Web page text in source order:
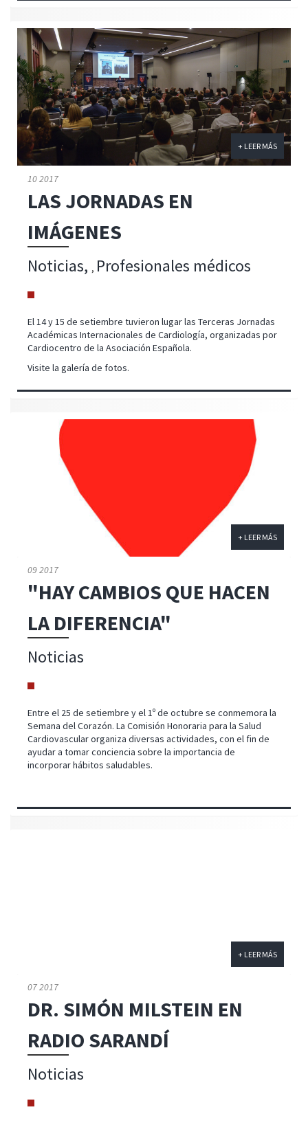
10 2017
LAS JORNADAS EN
IMÁGENES
Noticias , Profesionales médicos
El 14 y 15 de setiembre tuvieron lugar las Terceras Jornadas
Académicas Internacionales de Cardiología, organizadas por
Cardiocentro de la Asociación Española.
Visite la galería de fotos.
+ LEER MÁS
09 2017
"HAY CAMBIOS QUE HACEN
LA DIFERENCIA"
Noticias
Entre el 25 de setiembre y el 1º de octubre se conmemora la
Semana del Corazón. La Comisión Honoraria para la Salud
Cardiovascular organiza diversas actividades, con el fin de
ayudar a tomar conciencia sobre la importancia de
incorporar hábitos saludables.
+ LEER MÁS
07 2017
DR. SIMÓN MILSTEIN EN
RADIO SARANDÍ
Noticias
+ LEER MÁS